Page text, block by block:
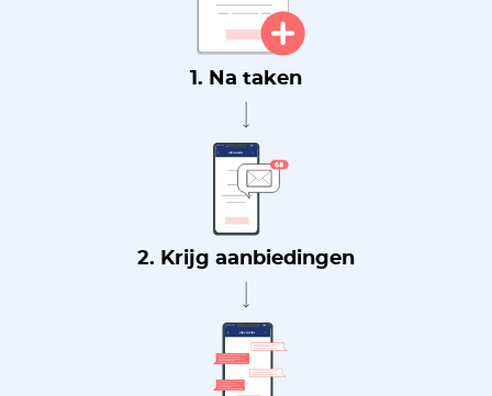
1. Na taken
2. Krijg aanbiedingen